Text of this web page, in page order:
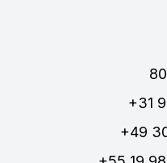
+31
+49